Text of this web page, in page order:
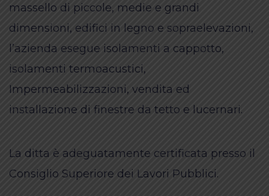
massello di piccole, medie e grandi
dimensioni, edifici in legno e sopraelevazioni,
l’azienda esegue isolamenti a cappotto,
isolamenti termoacustici,
Impermeabilizzazioni, vendita ed
installazione di finestre da tetto e lucernari.
La ditta è adeguatamente certificata presso il
Consiglio Superiore dei Lavori Pubblici.